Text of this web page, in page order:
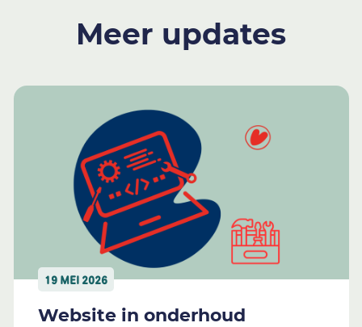
Meer updates
19 MEI 2026
Website in onderhoud